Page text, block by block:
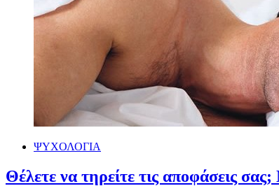
ΨΥΧΟΛΟΓΙΑ
Θέλετε να τηρείτε τις αποφάσεις